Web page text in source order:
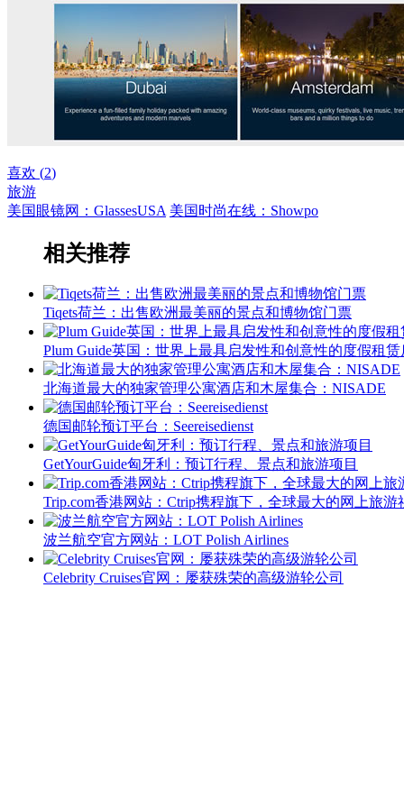
喜欢 (2)
旅游
美国眼镜网：GlassesUSA 美国时尚在线：Showpo
相关推荐
Tiqets荷兰：出售欧洲最美丽的景点和博物馆门票
Plum Guide英国：世界上最具启发性和创意性的度假租赁
北海道最大的独家管理公寓酒店和木屋集合：NISADE
德国邮轮预订平台：Seereisedienst
GetYourGuide匈牙利：预订行程、景点和旅游项目
Trip.com香港网站：Ctrip携程旗下，全球最大的网上旅游
波兰航空官方网站：LOT Polish Airlines
Celebrity Cruises官网：屡获殊荣的高级游轮公司